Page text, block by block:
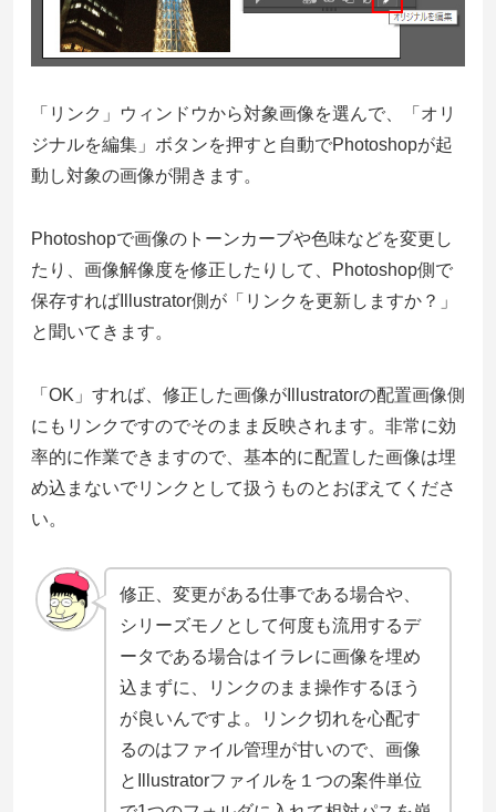
「リンク」ウィンドウから対象画像を選んで、「オリ
ジナルを編集」ボタンを押すと自動でPhotoshopが起
動し対象の画像が開きます。
Photoshopで画像のトーンカーブや色味などを変更し
たり、画像解像度を修正したりして、Photoshop側で
保存すればIllustrator側が「リンクを更新しますか？」
と聞いてきます。
「OK」すれば、修正した画像がIllustratorの配置画像側
にもリンクですのでそのまま反映されます。非常に効
率的に作業できますので、基本的に配置した画像は埋
め込まないでリンクとして扱うものとおぼえてくださ
い。
修正、変更がある仕事である場合や、
シリーズモノとして何度も流用するデ
ータである場合はイラレに画像を埋め
込まずに、リンクのまま操作するほう
が良いんですよ。リンク切れを心配す
るのはファイル管理が甘いので、画像
とIllustratorファイルを１つの案件単位